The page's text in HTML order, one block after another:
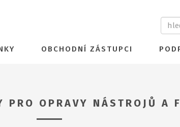
OBCHODNÍ ZÁSTUPCI
PRO OPRAVY NÁSTROJŮ A